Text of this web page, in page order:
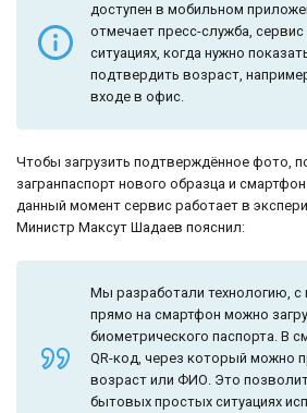
доступен в мобильном
отмечает пресс-служба,
ситуациях, когда нужно
подтвердить возраст,
входе в офис.
Чтобы загрузить подтверждённое фото,
загранпаспорт нового образца и
данный момент сервис работает в
Министр Максут Шадаев пояснил:
Мы разработали технологию,
прямо на смартфон можно
биометрического паспорта. В
QR-код, через который можно
возраст или ФИО. Это
бытовых простых ситуациях